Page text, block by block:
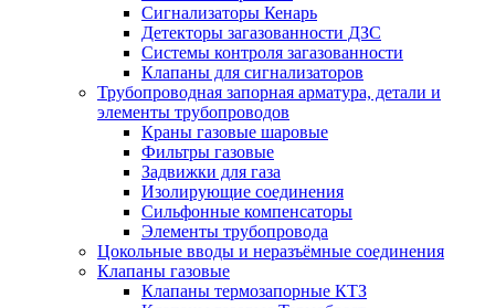
Сигнализаторы Кенарь
Детекторы загазованности ДЗС
Системы контроля загазованности
Клапаны для сигнализаторов
Трубопроводная запорная арматура, детали и
элементы трубопроводов
Краны газовые шаровые
Фильтры газовые
Задвижки для газа
Изолирующие соединения
Сильфонные компенсаторы
Элементы трубопровода
Цокольные вводы и неразъёмные соединения
Клапаны газовые
Клапаны термозапорные КТЗ